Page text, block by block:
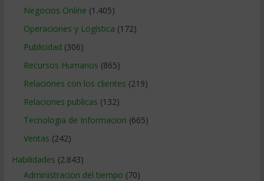
Negocios Online (1.405)
Operaciones y Logística (172)
Publicidad (306)
Recursos Humanos (865)
Relaciones con los clientes (219)
Relaciones publicas (132)
Tecnologia de Informacion (665)
Ventas (242)
Habilidades (2.843)
Administracion del tiempo (70)